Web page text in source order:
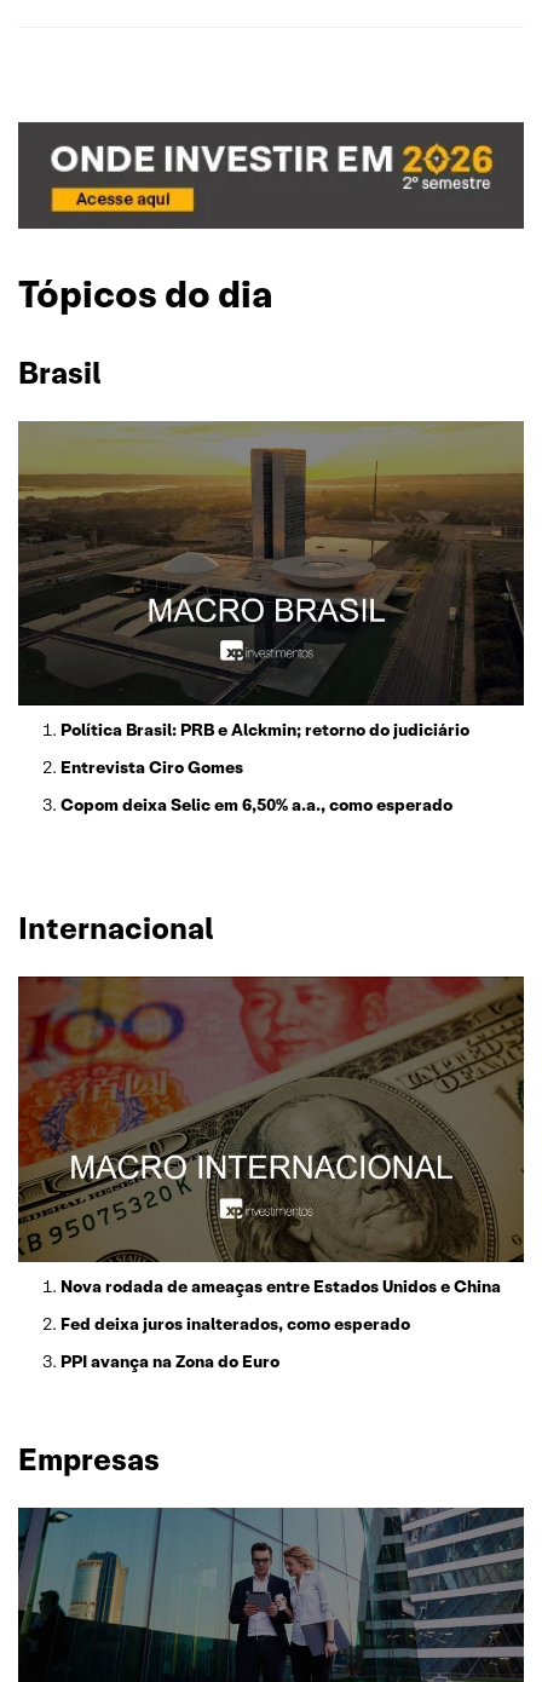
Tópicos do dia
Brasil
Política Brasil: PRB e Alckmin; retorno do judiciário
Entrevista Ciro Gomes
Copom deixa Selic em 6,50% a.a., como esperado
Internacional
Nova rodada de ameaças entre Estados Unidos e China
Fed deixa juros inalterados, como esperado
PPI avança na Zona do Euro
Empresas